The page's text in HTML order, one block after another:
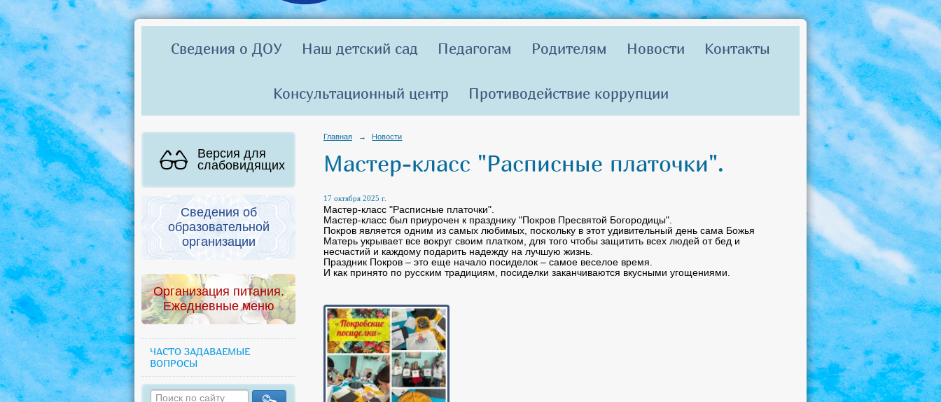
Сведения о ДОУ Наш детский сад Педагогам Родителям Новости Контакты
Консультационный центр Противодействие коррупции
Версия для
слабовидящих
Сведения об
образовательной
организации
Организация питания.
Ежедневные меню
ЧАСТО ЗАДАВАЕМЫЕ
ВОПРОСЫ
Главная → Новости
Мастер-класс "Расписные платочки".
17 октября 2025 г.
Мастер-класс "Расписные платочки".
Мастер-класс был приурочен к празднику "Покров Пресвятой Богородицы".
Покров является одним из самых любимых, поскольку в этот удивительный день сама Божья
Матерь укрывает все вокруг своим платком, для того чтобы защитить всех людей от бед и
несчастий и каждому подарить надежду на лучшую жизнь.
Праздник Покров – это еще начало посиделок – самое веселое время.
И как принято по русским традициям, посиделки заканчиваются вкусными угощениями.